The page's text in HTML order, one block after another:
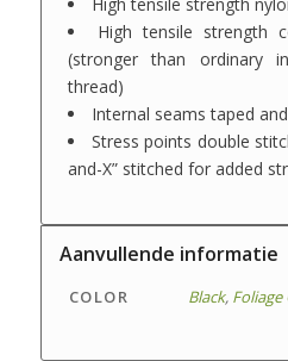
High tensile strength
(stronger than ordinary
thread)
Internal seams taped
Stress points double
and-X” stitched for added
Aanvullende informatie
COLOR Black, Foliage